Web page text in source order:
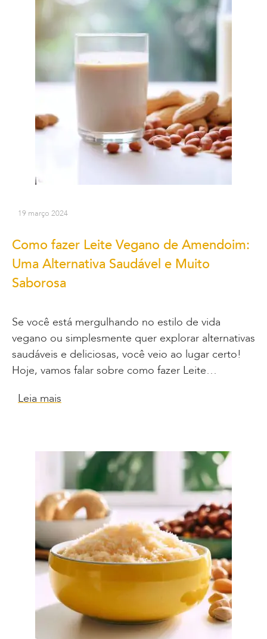
19 março 2024
Como fazer Leite Vegano de Amendoim:
Uma Alternativa Saudável e Muito
Saborosa
Se você está mergulhando no estilo de vida
vegano ou simplesmente quer explorar alternativas
saudáveis e deliciosas, você veio ao lugar certo!
Hoje, vamos falar sobre como fazer Leite…
Leia mais